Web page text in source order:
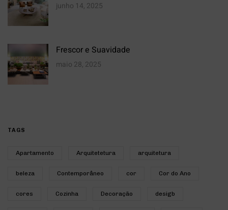
junho 14, 2025
Frescor e Suavidade
maio 28, 2025
TAGS
Apartamento Arquitetetura arquitetura
beleza Contemporâneo cor Cor do Ano
cores Cozinha Decoração desigb